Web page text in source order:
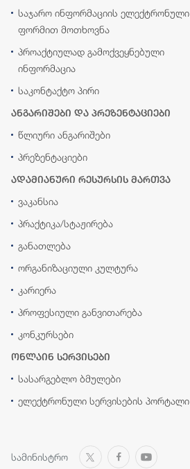
საჯარო ინფორმაციის ელექტრონული
ფორმით მოთხოვნა
პროაქტიულად გამოქვეყნებული
ინფორმაცია
საკონტაქტო პირი
ანგარიშები და პრეზენტაციები
წლიური ანგარიშები
პრეზენტაციები
ადამიანური რესურსის მართვა
ვაკანსია
პრაქტიკა/სტაჟირება
განათლება
ორგანიზაციული კულტურა
კარიერა
პროფესიული განვითარება
კონკურსები
ონლაინ სერვისები
სასარგებლო ბმულები
ელექტრონული სერვისების პორტალი
სამინისტრო